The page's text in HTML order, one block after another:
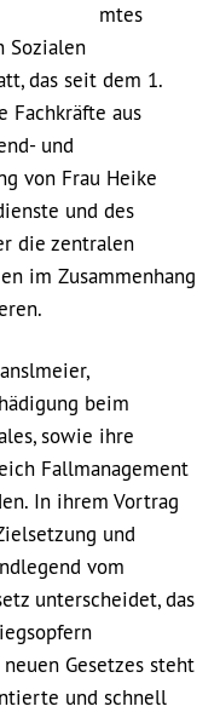
mtes
Sozialen
das seit dem 1.
Fachkräfte aus
und
von Frau Heike
und des
die zentralen
im Zusammenhang
beim
sowie ihre
Fallmanagement
In ihrem Vortrag
und
vom
unterscheidet, das
Gesetzes steht
und schnell